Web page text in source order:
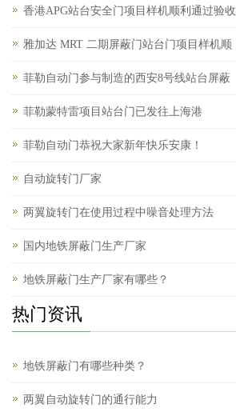
香港APG站台安全门项目样机顺利通过验收
雅加达 MRT 二期屏蔽门站台门项目样机顺
菲勒自动门参与制造的西安8号线站台屏蔽
菲勒蒙特雷项目站台门已发往上海港
菲勒自动门恭祝大家新年快乐安康！
自动旋转门厂家
两翼旋转门在使用过程中噪音处理方法
国内地铁屏蔽门生产厂家
地铁屏蔽门生产厂家有哪些？
热门资讯
地铁屏蔽门有哪些种类？
两翼自动旋转门的通行能力